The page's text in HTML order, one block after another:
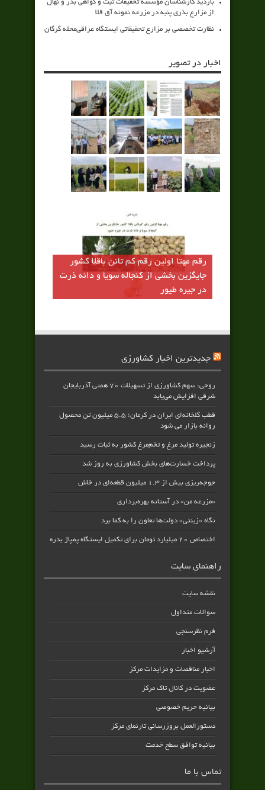
بازدید کارشناسان مؤسسه تحقیقات ثبت و گواهی بذر و نهال
از مزارع بذری پنبه در مزرعه نمونه آق قلا
نظارت تخصصی بر مزارع تحقیقاتی ایستگاه عراقی‌محله گرگان
اخبار در تصویر
رقم مهتا اولين رقم كم تانن باقلا كشور
جايگزين بخشي از كنجاله سويا و دانه ذرت
در جيره طيور
جدیدترین اخبار کشاورزی
روحی: سهم کشاورزی از تسهیلات ۷۰ همتی آذربایجان
شرقی افزایش می‌یابد
قطب گلخانه‌ای ایران در کرمان؛ ۵.۵ میلیون تن محصول
روانه بازار می شود
زنجیره تولید مرغ و تخم‌مرغ کشور به ثبات رسید
پرداخت خسارت‌های بخش کشاورزی به‌ روز شد
جوجه‌ریزی بیش از ۱.۳ میلیون قطعه‌ای در خاش
«مزرعه من» در آستانه بهره‌برداری
نگاه «زینتی» دولت‌ها تعاون را به کما برد
اختصاص ۲۰ میلیارد تومان برای تکمیل ایستگاه پمپاژ بدره
راهنمای سایت
نقشه سایت
سوالات متداول
فرم نظرسنجی
آرشیو اخبار
اخبار مناقصات و مزایدات مرکز
عضویت در کانال تاک مرکز
بیانیه حریم خصوصی
دستورالعمل بروزرسانی تارنمای مرکز
بیانیه توافق سطح خدمت
تماس با ما